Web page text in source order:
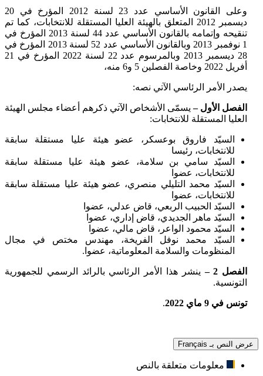
وعلى القانون الأساسي عدد 23 لسنة 2012 المؤرخ في 20
ديسمبر 2012 المتعلق بالهيئة العليا المستقلة للانتخابات، كما تم
تنقيحه وإتمامه بالقانون الأساسي عدد 44 لسنة 2013 المؤرخ في
1 نوفمبر 2013 وبالقانون الأساسي عدد 52 لسنة 2013 المؤرخ في
28 ديسمبر 2013 وبالمرسوم عدد 22 لسنة 2022 المؤرخ في 21
أفريل 2022 وخاصة الفصلين 5 و6 منه،
يصدر الأمر الرئاسي الآتي نصه:
الفصل الأول – يسمّى الأشخاص الآتي ذكرهم أعضاء مجلس الهيئة
العليا المستقلة للانتخابات:
السيّد فاروق بوعسكر، عضو هيئة عليا مستقلة سابقة
للانتخابات، رئيسا
السيّد سامي بن سلامة، عضو هيئة عليا مستقلة سابقة
للانتخابات، عضوا
السيّد محمد التليلي منصري، عضو هيئة عليا مستقلة سابقة
للانتخابات، عضوا
السيّد الحبيب الربعي، قاض عدلي، عضوا
السيّد ماهر الجديدي، قاض إداري، عضوا
السيّد محمود الواعر، قاض مالي، عضوا
السيّد محمد نوفل الفريخة، مهندس مختص في مجال
المنظومات والسلامة المعلوماتية، عضوا.
الفصل 2 –
ينشر هذا الأمر الرئاسي بالرائد الرسمي للجمهورية
التونسية.
تونس في 9 ماي 2022 .
عرض النص بـ Français
معلومات متعلقة بالنص